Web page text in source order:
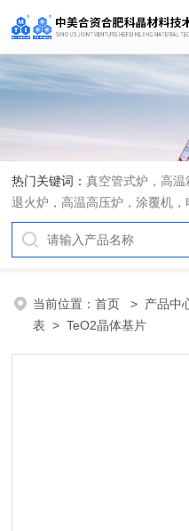
热门关键词：真空管式炉，高
退火炉，高温高压炉，涂覆机
当前位置：首页 > 产品中
表 > TeO2晶体基片